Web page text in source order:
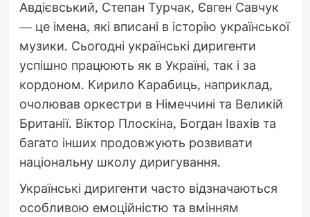
Авдієвський, Степан Турчак, Євген Савчук
— це імена, які вписані в історію української
музики. Сьогодні українські диригенти
успішно працюють як в Україні, так і за
кордоном. Кирило Карабиць, наприклад,
очолював оркестри в Німеччині та Великій
Британії. Віктор Плоскіна, Богдан Івахів та
багато інших продовжують розвивати
національну школу диригування.
Українські диригенти часто відзначаються
особливою емоційністю та вмінням